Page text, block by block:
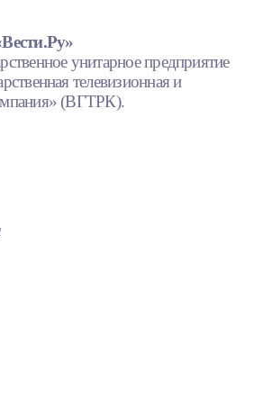
унитарное предприятие
телевизионная и
(ВГТРК).